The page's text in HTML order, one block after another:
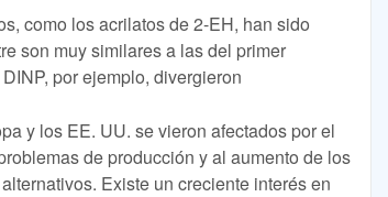
como los acrilatos de 2-EH, han sido
son muy similares a las del primer
por ejemplo, divergieron
y los EE. UU. se vieron afectados por el
de producción y al aumento de los
Existe un creciente interés en